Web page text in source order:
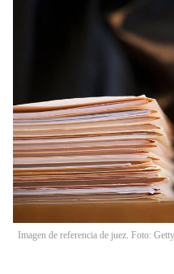
Imagen de referencia de juez. Foto: